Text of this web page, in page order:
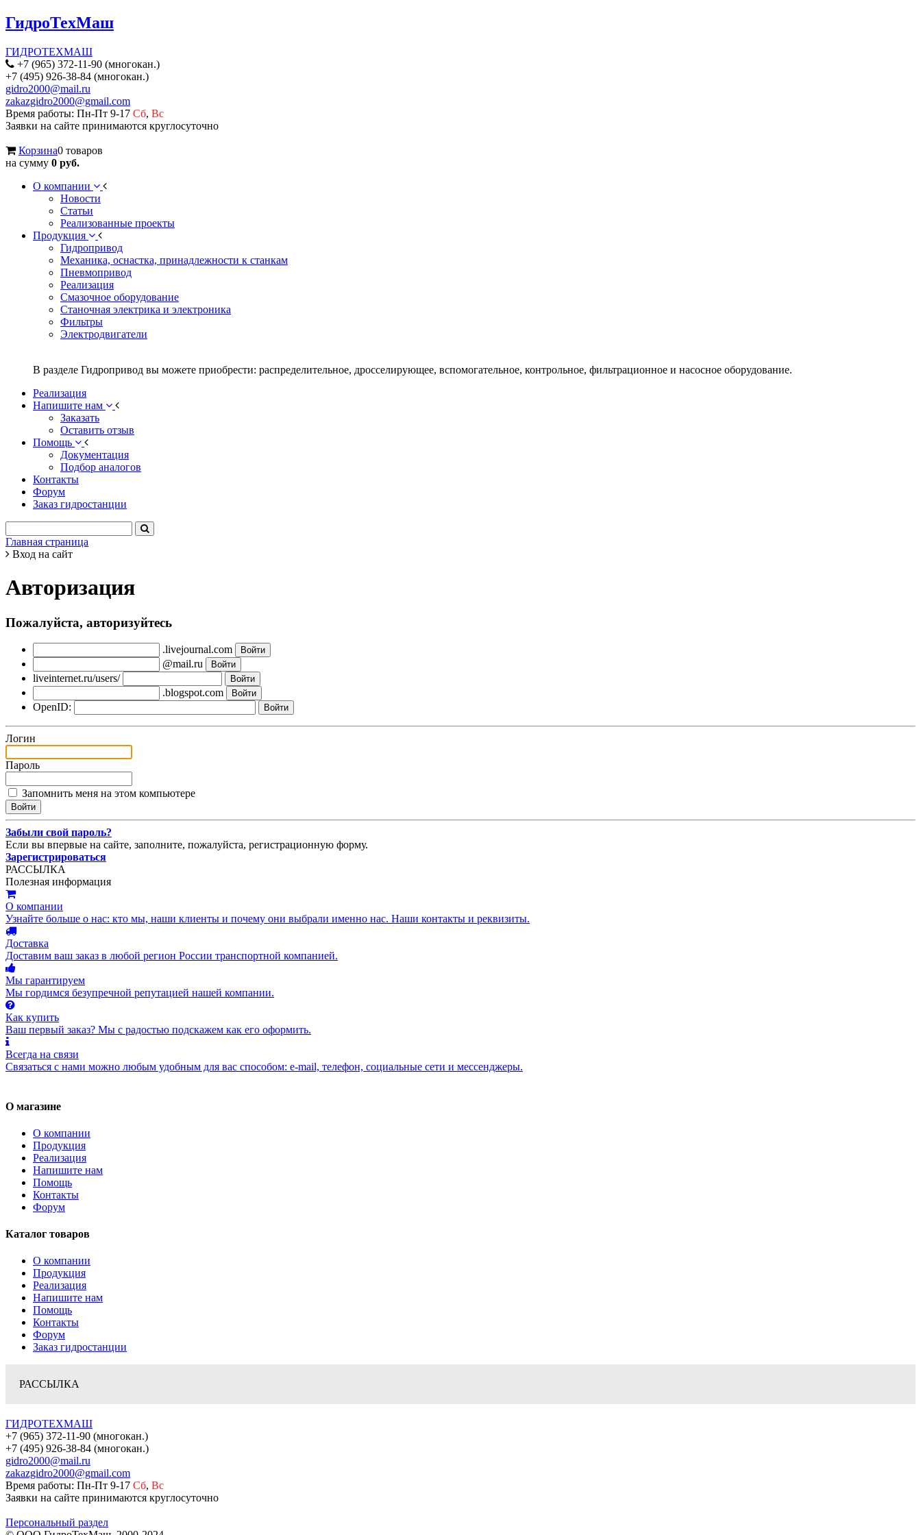
ГидроТехМаш
ГИДРОТЕХМАШ
+7 (965) 372-11-90 (многокан.)
+7 (495) 926-38-84 (многокан.)
gidro2000@mail.ru
zakazgidro2000@gmail.com
Время работы: Пн-Пт 9-17 Сб, Вс
Заявки на сайте принимаются круглосуточно
Корзина0 товаров
на сумму 0 руб.
О компании
Новости
Статьи
Реализованные проекты
Продукция
Гидропривод
Механика, оснастка, принадлежности к станкам
Пневмопривод
Реализация
Смазочное оборудование
Станочная электрика и электроника
Фильтры
Электродвигатели
В разделе Гидропривод вы можете приобрести: распределительное, дросселирующее, вспомогательное, контрольное, фильтрационное и насосное оборудование.
Реализация
Напишите нам
Заказать
Оставить отзыв
Помощь
Документация
Подбор аналогов
Контакты
Форум
Заказ гидростанции
Главная страница
Вход на сайт
Авторизация
Пожалуйста, авторизуйтесь
.livejournal.com
@mail.ru
liveinternet.ru/users/
.blogspot.com
OpenID:
Логин
Пароль
Запомнить меня на этом компьютере
Забыли свой пароль?
Если вы впервые на сайте, заполните, пожалуйста, регистрационную форму.
Зарегистрироваться
РАССЫЛКА
Полезная информация
О компании
Узнайте больше о нас: кто мы, наши клиенты и почему они выбрали именно нас. Наши контакты и реквизиты.
Доставка
Доставим ваш заказ в любой регион России транспортной компанией.
Мы гарантируем
Мы гордимся безупречной репутацией нашей компании.
Как купить
Ваш первый заказ? Мы с радостью подскажем как его оформить.
Всегда на связи
Связаться с нами можно любым удобным для вас способом: e-mail, телефон, социальные сети и мессенджеры.
О магазине
О компании
Продукция
Реализация
Напишите нам
Помощь
Контакты
Форум
Каталог товаров
О компании
Продукция
Реализация
Напишите нам
Помощь
Контакты
Форум
Заказ гидростанции
РАССЫЛКА
ГИДРОТЕХМАШ
+7 (965) 372-11-90 (многокан.)
+7 (495) 926-38-84 (многокан.)
gidro2000@mail.ru
zakazgidro2000@gmail.com
Время работы: Пн-Пт 9-17 Сб, Вс
Заявки на сайте принимаются круглосуточно
Персональный раздел